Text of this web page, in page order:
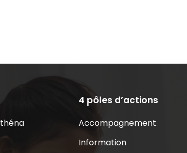
4 pôles d’actions
Accompagnement
Information